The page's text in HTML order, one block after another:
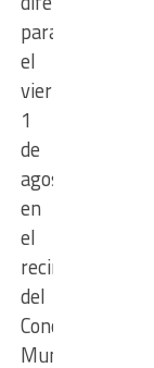
para
el
viernes
1
de
agosto
en
el
recinto
del
Concejo
Municipal.